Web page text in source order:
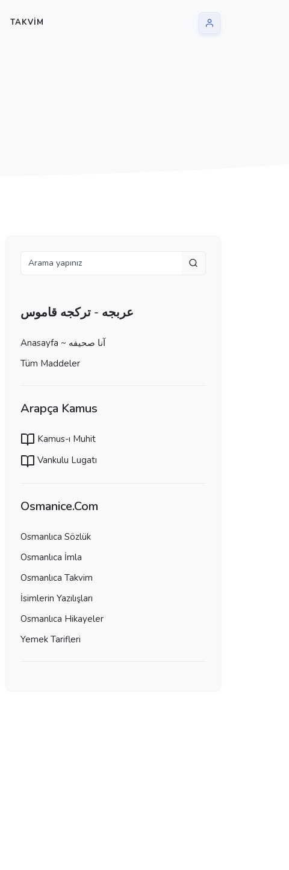
TAKVIM
عربجه - تركجه قاموس
Anasayfa ~ آنا صحيفه
Tüm Maddeler
Arapça Kamus
Kamus-ı Muhit
Vankulu Lugatı
Osmanice.Com
Osmanlıca Sözlük
Osmanlıca İmla
Osmanlıca Takvim
İsimlerin Yazılışları
Osmanlıca Hikayeler
Yemek Tarifleri